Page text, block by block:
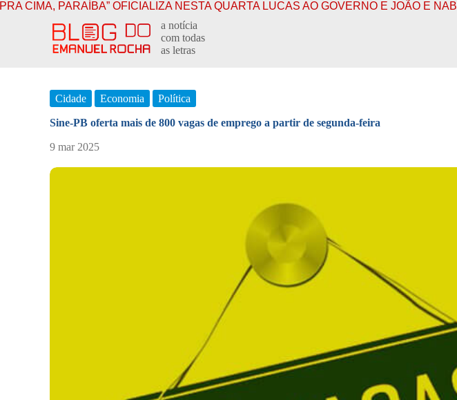
P
OFICIALIZA NESTA QUARTA LUCAS AO GOVERNO E JOÃO E NABOR AO SENADO
a notícia
com todas
as letras
Cidade Economia Política
Sine-PB oferta mais de 800 vagas de emprego a partir de segunda-feira
9 mar 2025